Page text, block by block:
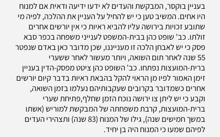
בעניין בוקסר, המבקשת והעדים לא ידעו ידיעה ודאית אם למנוח
היו אחים. המשיב טען כי יש להחיל על העניין את ההלכה, לפיה מי
שתובע זכויות בירושה עליו להביא ראיות כי אין יורשים אחרים
זולתו. כב' שופט כהן בבית-המשפט לענייני משפחה בכפר סבא
פסק כי יש לאבחן הלכה זו מענייננו, שכן מדובר כאן באדם שנפטר
55 שנה לאחר תום השואה, ויותר מעשור לאחר ששערי
ברית-המועצות נפתחו. כב' השופט כהן ציטט מפסק-הדין בעניין
זימן האמור לפיו מן הראוי להקל בהבאת ראיות בדבר קיום יורשים
אחרים כשמדובר בקרובים שעקבותיהם נעלמו בזמן השואה,
וקבע כי יש ליתן צו ירושה נוכח הזמן שחלף,פתיחת שערי
ברית-המועצות, קרבת משפחתה של המבקשת למוריש (אשתו
במשך חמישים שנה), גילו של המנוח (83 שנה) ותצהירי העדים
לפיהם שמעו כי המנוח היה בן יחיד.